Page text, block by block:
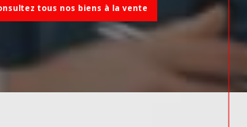
tous nos biens à la vente